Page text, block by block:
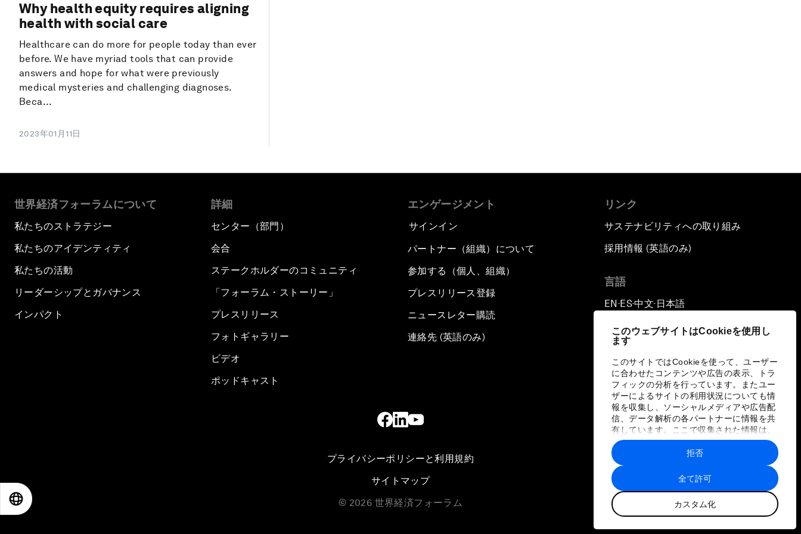
このウェブサイトはCookieを使用し
ます
このサイトではCookieを使って、ユーザー
に合わせたコンテンツや広告の表示、トラ
フィックの分析を行っています。またユー
ザーによるサイトの利用状況についても情
報を収集し、ソーシャルメディアや広告配
信、データ解析の各パートナーに情報を共
有しています。ここで収集された情報は、
ユーザーが各パートナーに提供した他の情
報や各パートナーのサービスを使用した際
に収集された情報と組み合わされ、各パー
トナーによって使用されることがありま
す。
全て許可
カスタム化
拒否
Why health equity requires aligning
health with social care
Healthcare can do more for people today than ever
before. We have myriad tools that can provide
answers and hope for what were previously
medical mysteries and challenging diagnoses.
Beca...
2023年01月11日
世界経済フォーラムについて
私たちのストラテジー
私たちのアイデンティティ
私たちの活動
リーダーシップとガバナンス
インパクト
詳細
センター（部門）
会合
ステークホルダーのコミュニティ
「フォーラム・ストーリー」
プレスリリース
フォトギャラリー
ビデオ
ポッドキャスト
エンゲージメント
サインイン
パートナー（組織）について
参加する（個人、組織）
プレスリリース登録
ニュースレター購読
連絡先 (英語のみ)
リンク
サステナビリティへの取り組み
採用情報 (英語のみ)
言語
EN ▪ES▪中文▪ 日本語
プライバシーポリシーと利用規約
サイトマップ
© 2026 世界経済フォーラム